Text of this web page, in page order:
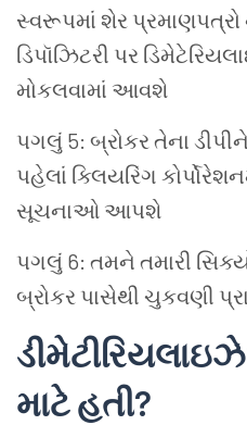
સ્વરૂપમાં શેર
ડિપૉઝિટરી પર
મોકલવામાં આવશે
પગલું 5: બ્રોકર તેના
પહેલાં ક્લિયરિંગ
સૂચનાઓ આપશે
પગલું 6: તમને તમારી
બ્રોકર પાસેથી ચુકવણી
માટે હતી?